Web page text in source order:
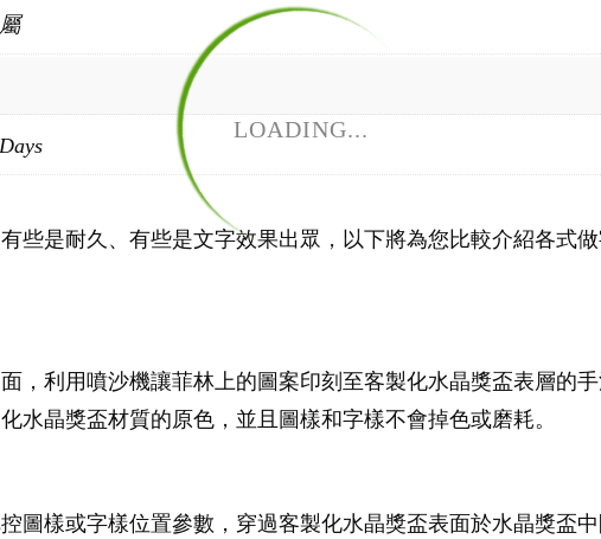
LOADING...
些是耐久、有些是文字效果出眾，以下將為您比較介紹各式
，利用噴沙機讓菲林上的圖案印刻至客製化水晶獎盃表層的
水晶獎盃材質的原色，並且圖樣和字樣不會掉色或磨耗。
圖樣或字樣位置參數，穿過客製化水晶獎盃表面於水晶獎盃